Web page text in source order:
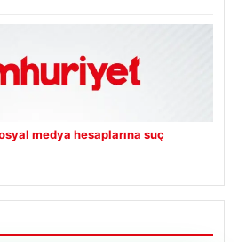
medya hesaplarına suç